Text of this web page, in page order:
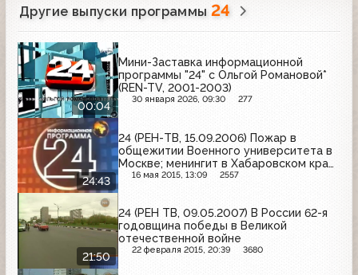
Другие выпуски программы 24
00:04
Мини-Заставка информационной
программы "24" с Ольгой Романовой*
(REN-TV, 2001-2003)
30 января 2026, 09:30 277
24:43
24 (РЕН-ТВ, 15.09.2006) Пожар в
общежитии Военного университета в
Москве; менингит в Хабаровском крае;
Мосгорсуд пересматривает дело
16 мая 2015, 13:09 2557
21:50
24 (РЕН ТВ, 09.05.2007) В России 62-я
годовщина победы в Великой
отечественной войне
22 февраля 2015, 20:39 3680